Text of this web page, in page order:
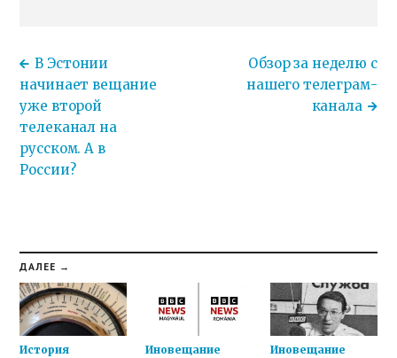
В Эстонии
начинает вещание
уже второй
телеканал на
русском. А в
России?
Обзор за неделю с
нашего телеграм-
канала
ДАЛЕЕ →
История Иновещание Иновещание